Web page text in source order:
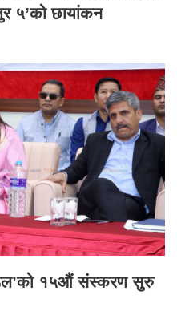
५’को छायांकन
१५औं संस्करण सुरु